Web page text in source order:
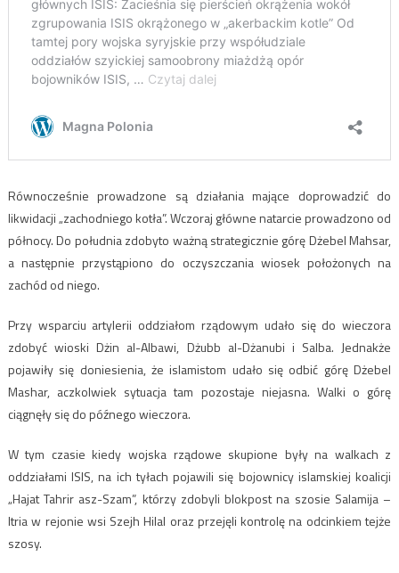
Równocześnie prowadzone są działania mające doprowadzić do
likwidacji „zachodniego kotła”. Wczoraj główne natarcie prowadzono od
północy. Do południa zdobyto ważną strategicznie górę Dżebel Mahsar,
a następnie przystąpiono do oczyszczania wiosek położonych na
zachód od niego.
Przy wsparciu artylerii oddziałom rządowym udało się do wieczora
zdobyć wioski Dżin al-Albawi, Dżubb al-Dżanubi i Salba. Jednakże
pojawiły się doniesienia, że islamistom udało się odbić górę Dżebel
Mashar, aczkolwiek sytuacja tam pozostaje niejasna. Walki o górę
ciągnęły się do późnego wieczora.
W tym czasie kiedy wojska rządowe skupione były na walkach z
oddziałami ISIS, na ich tyłach pojawili się bojownicy islamskiej koalicji
„Hajat Tahrir asz-Szam”, którzy zdobyli blokpost na szosie Salamija –
Itria w rejonie wsi Szejh Hilal oraz przejęli kontrolę na odcinkiem tejże
szosy.